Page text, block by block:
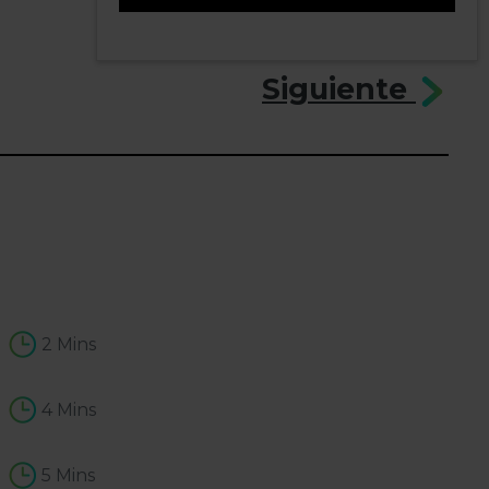
Siguiente
2 Mins
4 Mins
5 Mins